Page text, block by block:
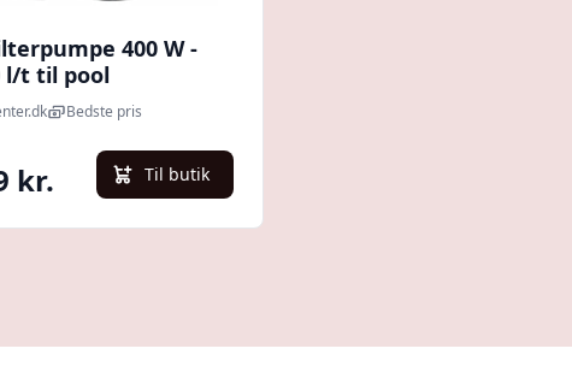
400 W -
l/t til pool
Bedste pris
kr. Til butik